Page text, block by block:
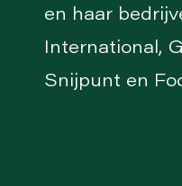
en haar
International,
Snijpunt en